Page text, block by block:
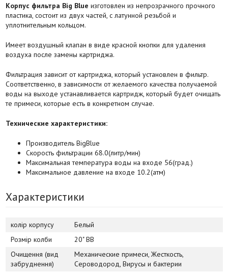
Корпус фильтра Big Blue изготовлен из непрозрачного прочного
пластика, состоит из двух частей, с латунной резьбой и
уплотнительным кольцом.
Имеет воздушный клапан в виде красной кнопки для удаления
воздуха после замены картриджа.
Фильтрация зависит от картриджа, который установлен в фильтр.
Соответственно, в зависимости от желаемого качества получаемой
воды на выходе устанавливается картридж, который будет очищать
те примеси, которые есть в конкретном случае.
Технические характеристики:
Производитель BigBlue
Скорость фильтрации 68.0(литр/мин)
Максимальная температура воды на входе 56(град.)
Максимальное давление на входе 10.2(атм)
Характеристики
колір корпусу
Белый
Розмір колби
20" BB
Очищення (вид
забруднення)
Механические примеси, Жесткость,
Сероводород, Вирусы и бактерии